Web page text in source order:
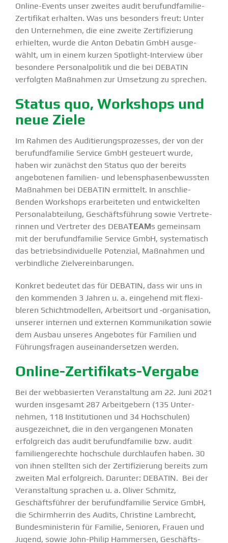
Online-Events unser zweites audit berufun­d­­fa­­milie-
Zertifikat erhalten. Was uns besonders freut: Unter
den Unter­nehmen, die eine zweite Zerti­fi­zierung
erhielten, wurde die Anton Debatin GmbH ausge­
wählt, um in einem kurzen Spotlight-Interview über
besondere Perso­nal­po­litik und die bei DEBATIN
verfolgten Maßnahmen zur Umsetzung zu sprechen.
Status quo, Workshops und
neue Ziele
Im Rahmen des Auditie­rungs­pro­zesses, der von der
berufund­fa­milie Service GmbH gesteuert wurde,
haben wir zunächst den Status quo der bereits
angebo­tenen familien- und lebens­pha­sen­be­wussten
Maßnahmen bei DEBATIN ermittelt. In anschlie­
ßenden Workshops erarbei­teten und entwi­ckelten
Perso­nal­ab­teilung, Geschäfts­führung sowie Vertre­te­
rinnen und Vertreter des DEBATEAMs gemeinsam
mit der berufund­fa­milie Service GmbH, syste­ma­tisch
das betriebs­in­di­vi­duelle Potenzial, Maßnahmen und
verbind­liche Zielver­ein­ba­rungen.
Konkret bedeutet das für DEBATIN, dass wir uns in
den kommenden 3 Jahren u. a. eingehend mit flexi­
bleren Schicht­mo­dellen, Arbeitsort und ‑organi­sation,
unserer internen und externen Kommu­ni­kation sowie
dem Ausbau unseres Angebotes für Familien und
Führungs­fragen ausein­an­der­setzen werden.
Online-Zerti­­fikats-Vergabe
Bei der webba­sierten Veran­staltung am 22. Juni 2021
wurden insgesamt 287 Arbeit­gebern (135 Unter­
nehmen, 118 Insti­tu­tionen und 34 Hochschulen)
ausge­zeichnet, die in den vergan­genen Monaten
erfolg­reich das audit berufund­fa­milie bzw. audit
famili­en­ge­rechte hochschule durch­laufen haben. 30
von ihnen stellten sich der Zerti­fi­zierung bereits zum
zweiten Mal erfolg­reich. Darunter: DEBATIN. Bei der
Veran­staltung sprachen u. a. Oliver Schmitz,
Geschäfts­führer der berufund­fa­milie Service GmbH,
die Schirm­herrin des Audits, Christine Lambrecht,
Bundes­mi­nis­terin für Familie, Senioren, Frauen und
Jugend, sowie John-Philip Hammersen, Geschäfts­